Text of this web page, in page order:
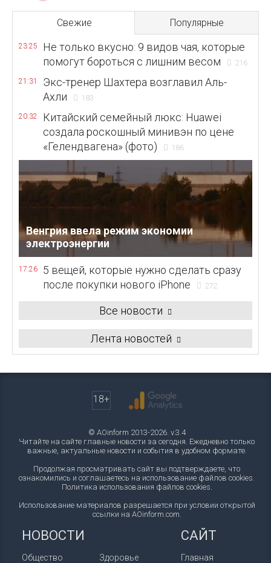
Свежие Популярные
23:25
Не только вкусно: 9 видов чая, которые
помогут бороться с лишним весом
216
21:31
Экс-тренер Шахтера возглавил Аль-
Ахли
183
20:32
Китайский семейный люкс: Huawei
создала роскошный минивэн по цене
«Гелендвагена» (фото)
186
Венгрия ввела режим экономии
электроэнергии
17:26
5 вещей, которые нужно сделать сразу
после покупки нового iPhone
272
Все новости
Лента новостей
18+
© AOinform 2013-2026. v.3.4
Читайте на сайте главные новости за сегодня. Ежедневно только
важные, актуальные новости и события в удобном формате.
Продолжая просматривать сайт вы подтверждаете, что
ознакомились и соглашаетесь на использование файлов cookies.
Политика использования файлов cookies.
Использование материалов разрешается при условии открытой
ссылки на AOinform.com.
НОВОСТИ
Общество
Здоровье
САЙТ
Главная